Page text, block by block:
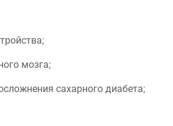
мозга;
сахарного диабета;